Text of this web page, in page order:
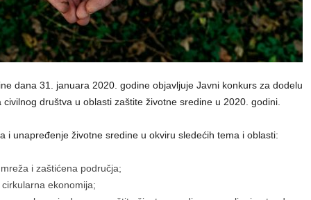
dana 31. januara 2020. godine objavljuje Javni konkurs za dodelu
društva u oblasti zaštite životne sredine u 2020. godini.
i unapređenje životne sredine u okviru sledećih tema i oblasti:
i zaštićena područja;
ekonomija;